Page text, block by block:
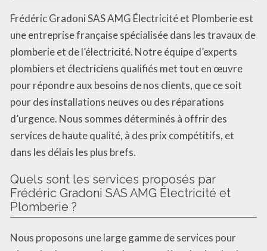
Frédéric Gradoni SAS AMG Électricité et Plomberie est
une entreprise française spécialisée dans les travaux de
plomberie et de l’électricité. Notre équipe d’experts
plombiers et électriciens qualifiés met tout en œuvre
pour répondre aux besoins de nos clients, que ce soit
pour des installations neuves ou des réparations
d’urgence. Nous sommes déterminés à offrir des
services de haute qualité, à des prix compétitifs, et
dans les délais les plus brefs.
Quels sont les services proposés par
Frédéric Gradoni SAS AMG Électricité et
Plomberie ?
Nous proposons une large gamme de services pour